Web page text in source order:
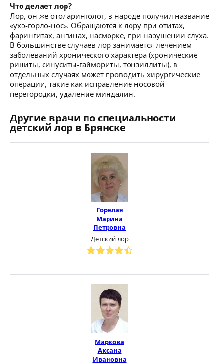
Что делает лор?
Лор, он же отоларинголог, в народе получил название
«ухо-горло-нос». Обращаются к лору при отитах,
фарингитах, ангинах, насморке, при нарушении слуха.
В большинстве случаев лор занимается лечением
заболеваний хронического характера (хронические
риниты, синуситы-гаймориты, тонзиллиты), в
отдельных случаях может проводить хирургические
операции, такие как исправление носовой
перегородки, удаление миндалин.
Другие врачи по специальности
детский лор в Брянске
Горелая
Марина
Петровна
Детский лор
Маркова
Аксана
Ивановна